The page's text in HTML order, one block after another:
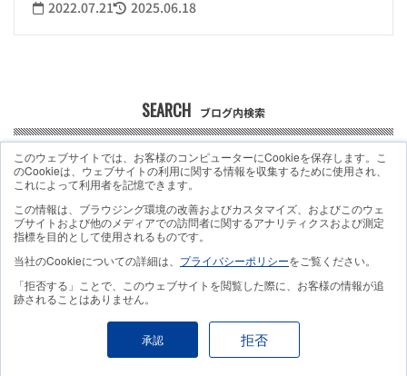
このウェブサイトでは、お客様のコンピューターにCookieを保存します。こ
のCookieは、ウェブサイトの利用に関する情報を収集するために使用され、
これによって利用者を記憶できます。
この情報は、ブラウジング環境の改善およびカスタマイズ、およびこのウェ
ブサイトおよび他のメディアでの訪問者に関するアナリティクスおよび測定
指標を目的として使用されるものです。
当社のCookieについての詳細は、 プライバシーポリシーをご覧ください。
「拒否する」ことで、このウェブサイトを閲覧した際に、お客様の情報が追
跡されることはありません。
承認 拒否
2022.07.21 2025.06.18
SEARCH ブログ内検索
CASE STUDY おすすめ事例
ハナマルキ株式会社
トップ主導で進める Gemini 活用と業務改革。年間 2 万時間超
の工数削減と利用率 75 %達成までの取り組み。